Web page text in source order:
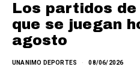
Los partidos de
que se juegan
agosto
UNANIMO DEPORTES 08/06/2026